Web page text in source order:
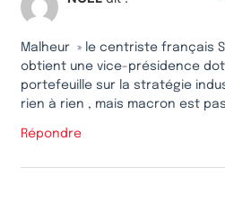
Malheur » le centriste français
obtient une vice-présidence
portefeuille sur la stratégie
rien à rien , mais macron est
Répondre